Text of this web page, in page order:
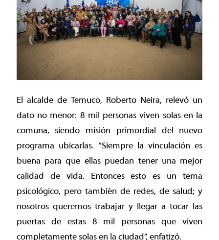
El alcalde de Temuco, Roberto Neira, relevó un
dato no menor: 8 mil personas viven solas en la
comuna, siendo misión primordial del nuevo
programa ubicarlas. “Siempre la vinculación es
buena para que ellas puedan tener una mejor
calidad de vida. Entonces esto es un tema
psicológico, pero también de redes, de salud; y
nosotros queremos trabajar y llegar a tocar las
puertas de estas 8 mil personas que viven
completamente solas en la ciudad”, enfatizó.